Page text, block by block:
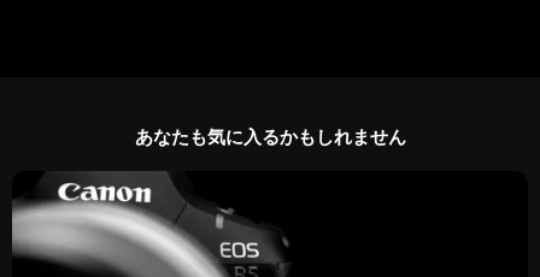
あなたも気に入るかもしれません